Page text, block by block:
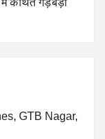
में कथित गड़बड़ी
GTB Nagar,